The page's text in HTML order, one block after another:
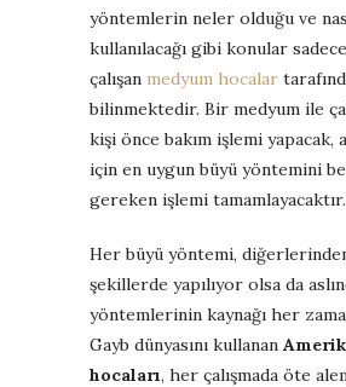
yöntemlerin neler olduğu ve
kullanılacağı gibi konular
çalışan medyum hocalar
bilinmektedir. Bir medyum ile
kişi önce bakım işlemi yapacak,
için en uygun büyü yöntemini
gereken işlemi tamamlayacaktır.
Her büyü yöntemi,
şekillerde yapılıyor olsa da
yöntemlerinin kaynağı her
Gayb dünyasını kullanan
hocaları, her çalışmada öte